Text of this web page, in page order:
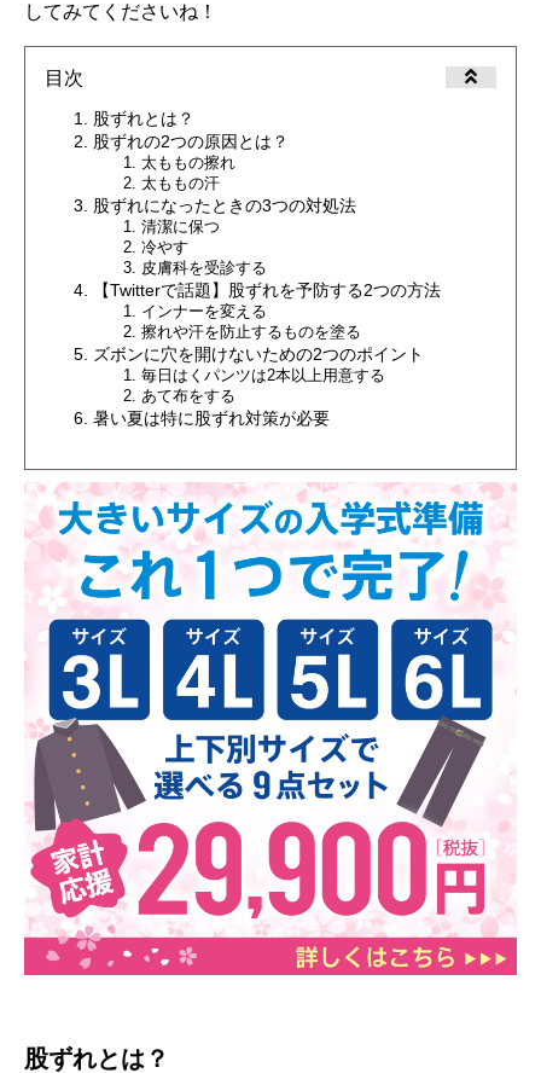
してみてくださいね！
目次
股ずれとは？
股ずれの2つの原因とは？
太ももの擦れ
太ももの汗
股ずれになったときの3つの対処法
清潔に保つ
冷やす
皮膚科を受診する
【Twitterで話題】股ずれを予防する2つの方法
インナーを変える
擦れや汗を防止するものを塗る
ズボンに穴を開けないための2つのポイント
毎日はくパンツは2本以上用意する
あて布をする
暑い夏は特に股ずれ対策が必要
股ずれとは？